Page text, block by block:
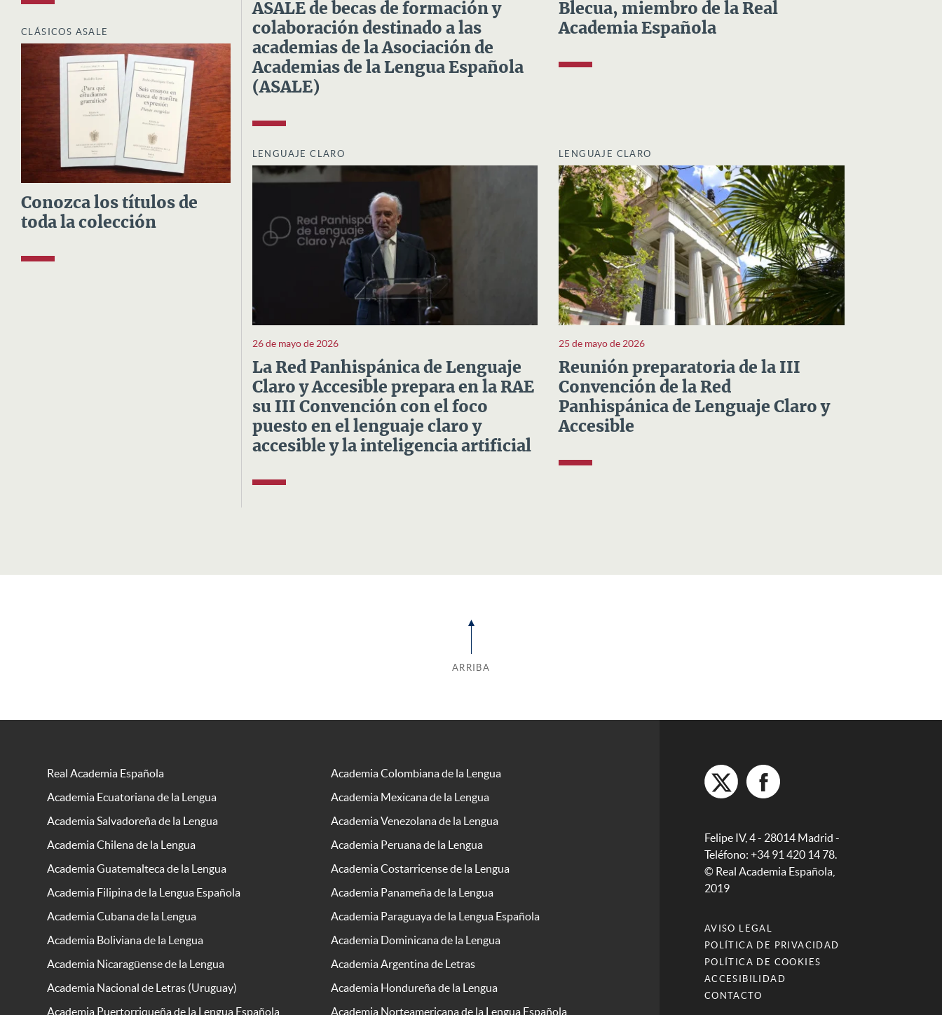
CLÁSICOS ASALE
Conozca los títulos de
toda la colección
ASALE de becas de formación y
colaboración destinado a las
academias de la Asociación de
Academias de la Lengua Española
(ASALE)
Blecua, miembro de la Real
Academia Española
LENGUAJE CLARO
26 de mayo de 2026
La Red Panhispánica de Lenguaje
Claro y Accesible prepara en la RAE
su III Convención con el foco
puesto en el lenguaje claro y
accesible y la inteligencia artificial
LENGUAJE CLARO
25 de mayo de 2026
Reunión preparatoria de la III
Convención de la Red
Panhispánica de Lenguaje Claro y
Accesible
ARRIBA
Real Academia Española
Academia Colombiana de la Lengua
Academia Ecuatoriana de la Lengua
Academia Mexicana de la Lengua
Academia Salvadoreña de la Lengua
Academia Venezolana de la Lengua
Academia Chilena de la Lengua
Academia Peruana de la Lengua
Academia Guatemalteca de la Lengua
Academia Costarricense de la Lengua
Academia Filipina de la Lengua Española
Academia Panameña de la Lengua
Academia Cubana de la Lengua
Academia Paraguaya de la Lengua Española
Academia Boliviana de la Lengua
Academia Dominicana de la Lengua
Academia Nicaragüense de la Lengua
Academia Argentina de Letras
Academia Nacional de Letras (Uruguay)
Academia Hondureña de la Lengua
Academia Puertorriqueña de la Lengua Española
Academia Norteamericana de la Lengua Española
Felipe IV, 4 - 28014 Madrid -
Teléfono: +34 91 420 14 78.
© Real Academia Española,
2019
AVISO LEGAL
POLÍTICA DE PRIVACIDAD
POLÍTICA DE COOKIES
ACCESIBILIDAD
CONTACTO